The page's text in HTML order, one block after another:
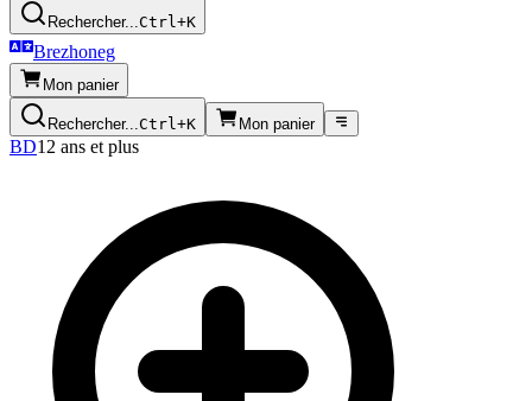
Rechercher...Ctrl+K
Brezhoneg
Mon panier
Rechercher...Ctrl+K Mon panier
BD12 ans et plus